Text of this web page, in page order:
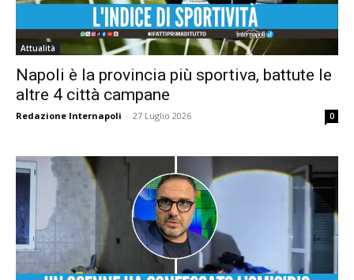
Attualità
Napoli è la provincia più sportiva, battute le
altre 4 città campane
Redazione Internapoli - 27 Luglio 2026 0